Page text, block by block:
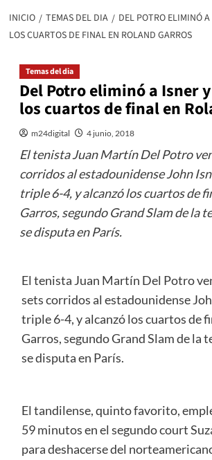
INICIO TEMAS DEL DIA
DEL POTRO ELIMINÓ
LOS CUARTOS DE FINAL EN ROLAND GARROS
Temas del dia
Del Potro eliminó a Isner
los cuartos de final en
m24digital 4 junio, 2018
El tenista Juan Martín Del Potro
corridos al estadounidense John
triple 6-4, y alcanzó los cuartos de
Garros, segundo Grand Slam de la
se disputa en París.
El tenista Juan Martín Del Potro
sets corridos al estadounidense
triple 6-4, y alcanzó los cuartos de
Garros, segundo Grand Slam de la
se disputa en París.
El tandilense, quinto favorito,
59 minutos en el segundo court
para deshacerse del